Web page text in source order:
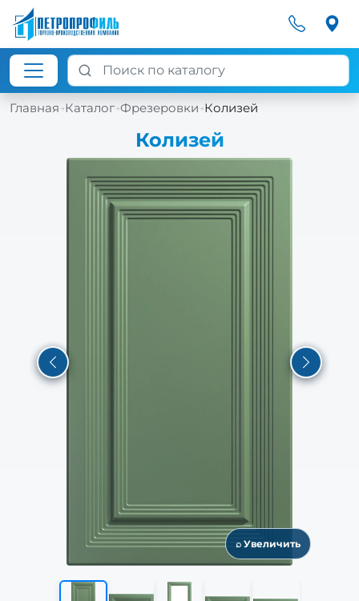
Главная→Каталог→Фрезеровки→Колизей
Колизей
⌕ Увеличить
Previous Next